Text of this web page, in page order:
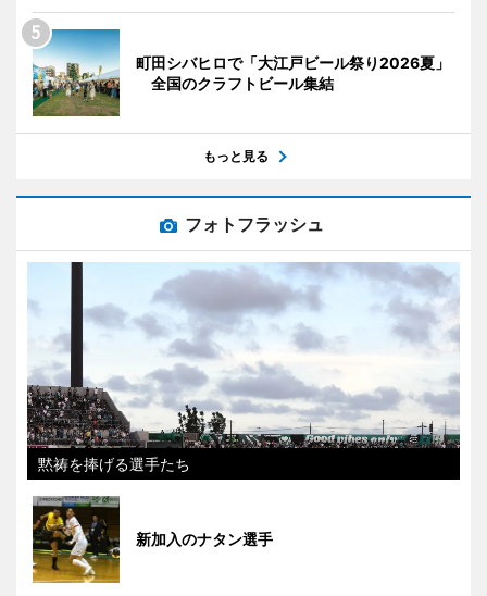
町田シバヒロで「大江戸ビール祭り2026夏」
全国のクラフトビール集結
もっと見る
フォトフラッシュ
黙祷を捧げる選手たち
新加入のナタン選手